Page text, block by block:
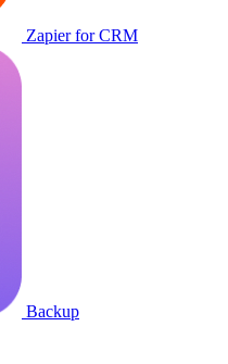
Zapier for CRM
Backup